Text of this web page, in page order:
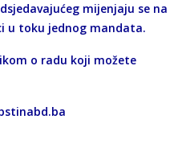
mijenjaju se na
u toku jednog mandata.
o radu koji možete